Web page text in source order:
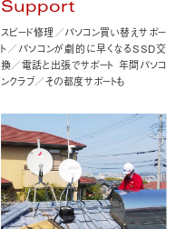
Support
スピード修理／パソコン買い替えサポー
ト／パソコンが劇的に早くなるSSD交
換／電話と出張でサポート 年間パソコ
ンクラブ／その都度サポートも